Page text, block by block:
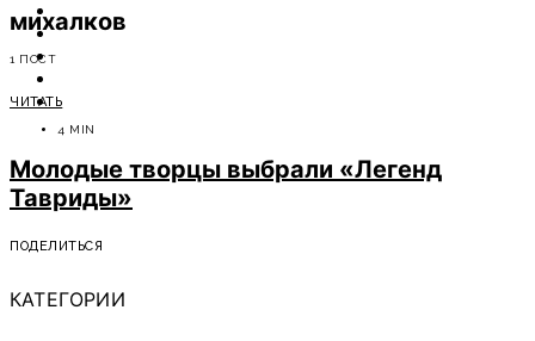
КРАСОТА
МОДА
СОВЕТЫ ЭКСПЕРТОВ
михалков
1 ПОСТ
ЧИТАТЬ
4 MIN
Молодые творцы выбрали «Легенд
Тавриды»
ПОДЕЛИТЬСЯ
КАТЕГОРИИ